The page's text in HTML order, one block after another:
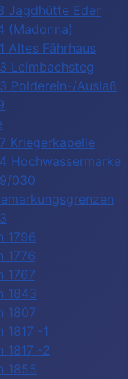
Jagdhütte Eder
(Madonna)
Altes Fährhaus
Leimbachsteg
Polderein-/Auslaß
Kriegerkapelle
Hochwassermarke
030
1796
1776
1767
1843
1807
1817 -1
1817 -2
1855